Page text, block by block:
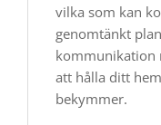
vilka som kan
genomtänkt
kommunikation
att hålla ditt
bekymmer.